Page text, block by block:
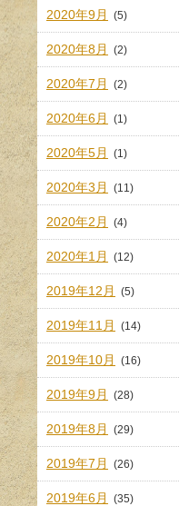
2020年9月 (5)
2020年8月 (2)
2020年7月 (2)
2020年6月 (1)
2020年5月 (1)
2020年3月 (11)
2020年2月 (4)
2020年1月 (12)
2019年12月 (5)
2019年11月 (14)
2019年10月 (16)
2019年9月 (28)
2019年8月 (29)
2019年7月 (26)
2019年6月 (35)